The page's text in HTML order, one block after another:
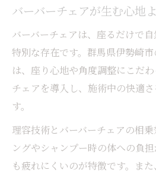
案
バーバーショップ技術
印象
群馬県伊勢崎市発メンズス
バーバーショップで進
バーバーチェアが支え
群馬県伊勢崎市で注目
は
バーバーチェアが生む心地
バーバーチェアは、座るだけで
特別な存在です。群馬県伊勢崎
は、座り心地や角度調整にこだ
チェアを導入し、施術中の快適
す。
理容技術とバーバーチェアの相
ングやシャンプー時の体への負
も疲れにくいのが特徴です。ま